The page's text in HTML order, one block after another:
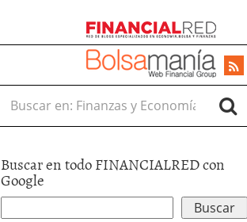
Buscar en:
Buscar en todo FINANCIALRED con
Google